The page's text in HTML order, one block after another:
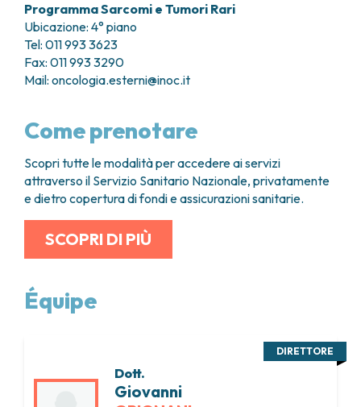
Programma Sarcomi e Tumori Rari
Ubicazione: 4° piano
Tel: 011 993 3623
Fax: 011 993 3290
Mail: oncologia.esterni@inoc.it
Come prenotare
Scopri tutte le modalità per accedere ai servizi
attraverso il Servizio Sanitario Nazionale, privatamente
e dietro copertura di fondi e assicurazioni sanitarie.
SCOPRI DI PIÙ
Équipe
Dott.
Giovanni
DIRETTORE